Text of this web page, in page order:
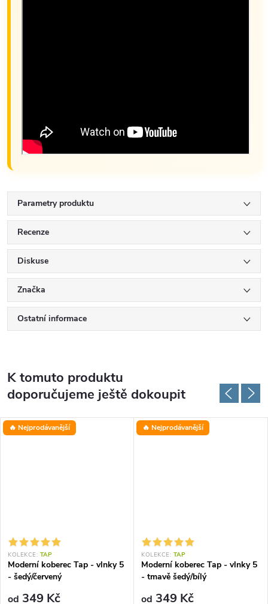
Parametry produktu
Recenze
Diskuse
Značka
Ostatní informace
K tomuto produktu
doporučujeme ještě dokoupit
🔥 Nejprodávanější
KOLEKCE: TAP
Moderní koberec Tap - vlnky 5
- šedý/červený
od 349 Kč
🔥 Nejprodávanější
KOLEKCE: TAP
Moderní koberec Tap - vlnky 5
- tmavě šedý/bílý
od 349 Kč